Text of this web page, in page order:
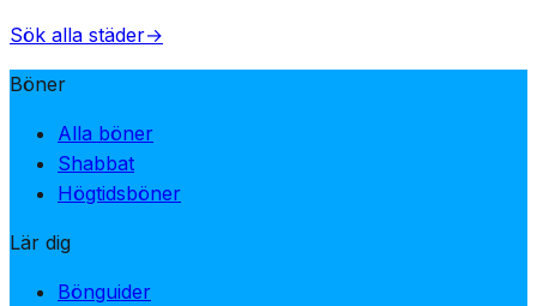
Sök alla städer→
Böner
Alla böner
Shabbat
Högtidsböner
Lär dig
Bönguider